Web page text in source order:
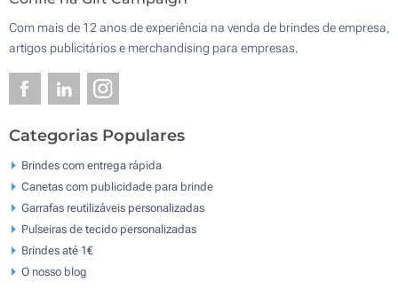
Com mais de 12 anos de experiência na venda de brindes de empresa,
artigos publicitários e merchandising para empresas.
Categorias Populares
Brindes com entrega rápida
Canetas com publicidade para brinde
Garrafas reutilizáveis personalizadas
Pulseiras de tecido personalizadas
Brindes até 1€
O nosso blog